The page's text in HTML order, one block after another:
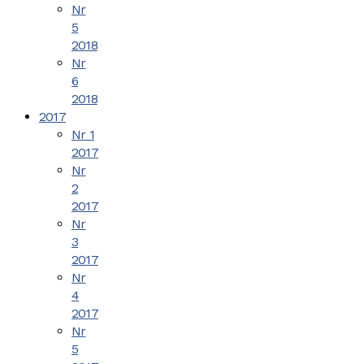
Nr
5
2018
Nr
6
2018
2017
Nr 1
2017
Nr
2
2017
Nr
3
2017
Nr
4
2017
Nr
5